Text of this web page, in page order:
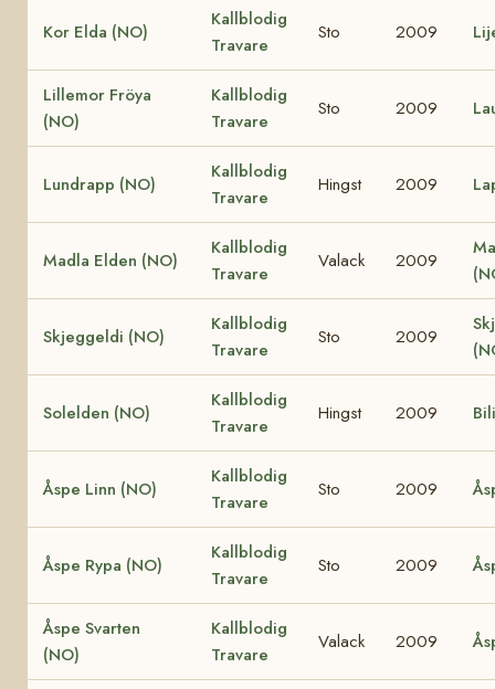
Kor Elda (NO)
Kallblodig
Travare
Sto 2009
Lillemor Fröya
(NO)
Kallblodig
Travare
Sto 2009
Lundrapp (NO)
Kallblodig
Travare
Hingst 2009
Madla Elden (NO)
Kallblodig
Travare
Valack 2009
Skjeggeldi (NO)
Kallblodig
Travare
Sto 2009
Solelden (NO)
Kallblodig
Travare
Hingst 2009
Åspe Linn (NO)
Kallblodig
Travare
Sto 2009
Åspe Rypa (NO)
Kallblodig
Travare
Sto 2009
Åspe Svarten
(NO)
Kallblodig
Travare
Valack 2009